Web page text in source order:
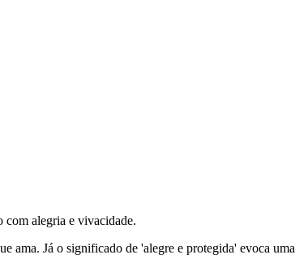
com alegria e vivacidade.
ama. Já o significado de 'alegre e protegida' evoca uma